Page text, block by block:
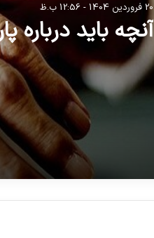
20 فروردین 1404 - 12:56 ب.ظ
آنچه باید درباره